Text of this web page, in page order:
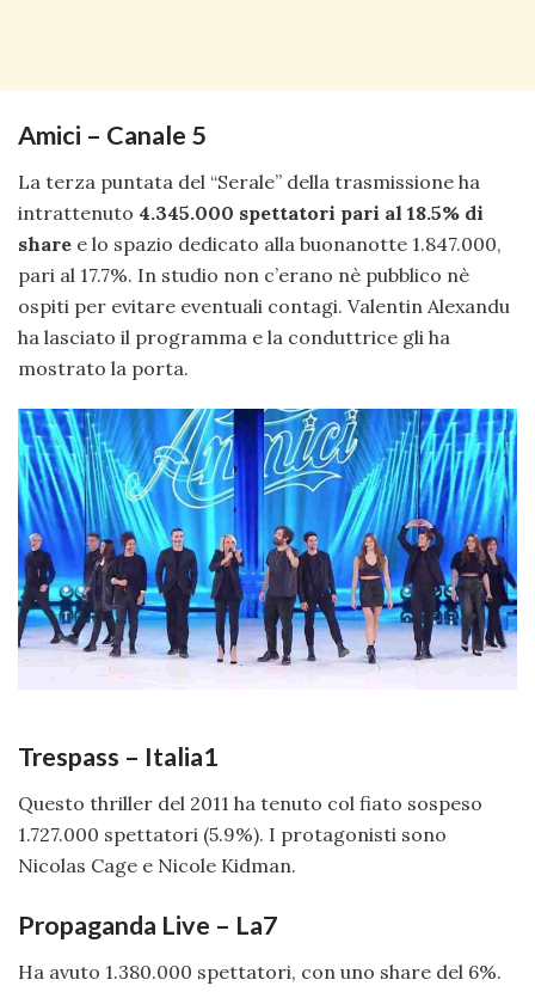
Amici – Canale 5
La terza puntata del “Serale” della trasmissione ha
intrattenuto 4.345.000 spettatori pari al 18.5% di
share e lo spazio dedicato alla buonanotte 1.847.000,
pari al 17.7%. In studio non c’erano nè pubblico nè
ospiti per evitare eventuali contagi. Valentin Alexandu
ha lasciato il programma e la conduttrice gli ha
mostrato la porta.
Trespass – Italia1
Questo thriller del 2011 ha tenuto col fiato sospeso
1.727.000 spettatori (5.9%). I protagonisti sono
Nicolas Cage e Nicole Kidman.
Propaganda Live – La7
Ha avuto 1.380.000 spettatori, con uno share del 6%.